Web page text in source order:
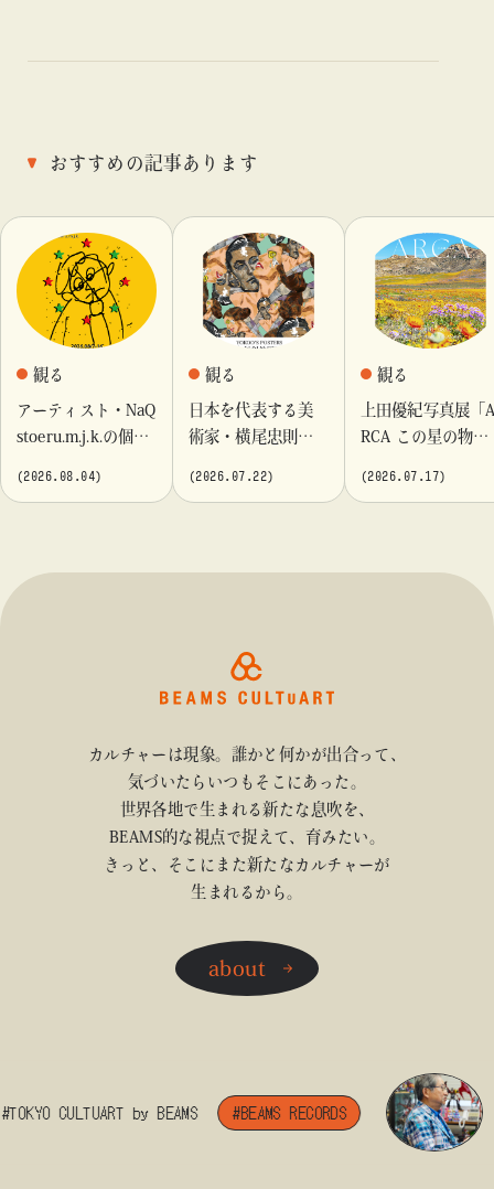
おすすめの記事あります
観る
アーティスト・NaQ
stoeru.m.j.k.の個展
(2026.08.04)
観る
日本を代表する美
術家・横尾忠則が
Y〉にて開催
(2026.07.22)
観る
上田優紀写真展「
RCA この星の物
(2026.07.17)
カルチャーは現象。誰かと何かが出合って、
気づいたらいつもそこにあった。
世界各地で生まれる新たな息吹を、
BEAMS的な視点で捉えて、育みたい。
きっと、そこにまた新たなカルチャーが
生まれるから。
about
CULTUART by BEAMS #BEAMS RECORDS